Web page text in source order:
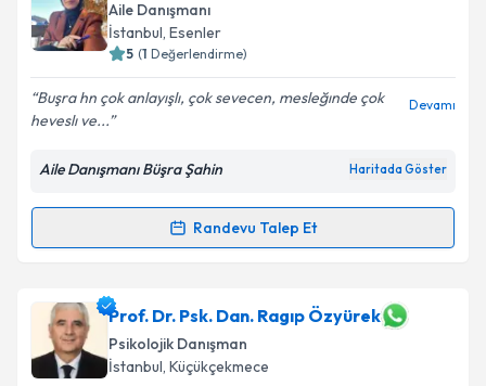
Aile Danışmanı
İstanbul, Esenler
5 (1 Değerlendirme)
Buşra hn çok anlayışlı, çok sevecen, mesleğınde çok
heveslı ve...
Devamı
Aile Danışmanı Büşra Şahin Haritada Göster
Randevu Talep Et
Randevu Takvimi Talebi
Aile Danışmanı Büşra Şahiniçin randevu takvimi
talebi oluşturun. Size bu uzmandan randevu almanız
için bir takvim hazırlandığında e-posta ile
bilgilendireceğiz.
Prof. Dr. Psk. Dan. Ragıp Özyürek
Psikolojik Danışman
İstanbul, Küçükçekmece